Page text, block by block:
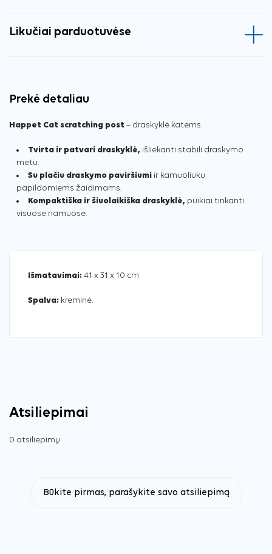
Likučiai parduotuvėse
Prekė detaliau
Happet Cat scratching post – draskyklė katėms.
Tvirta ir patvari draskyklė, išliekanti stabili draskymo
metu.
Su plačiu draskymo paviršiumi ir kamuoliuku
papildomiems žaidimams.
Kompaktiška ir šiuolaikiška draskyklė, puikiai tinkanti
visuose namuose.
Išmatavimai: 41 x 31 x 10 cm
Spalva: kreminė.
Atsiliepimai
0 atsiliepimų
Būkite pirmas, parašykite savo atsiliepimą